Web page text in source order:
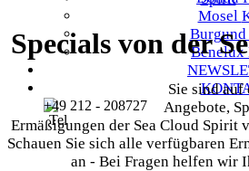
Mosel
Burgund
Benelux
+49 212 - 208727
Specials von der
Sie sind auf
Angebote,
Ermäßigungen der Sea Cloud Spirit
Schauen Sie sich alle verfügbaren
an - Bei Fragen helfen wir